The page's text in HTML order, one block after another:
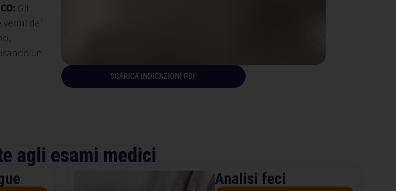
Gli
vermi dei
un
SCARICA INDICAZIONI PDF
agli esami medici
Analisi feci